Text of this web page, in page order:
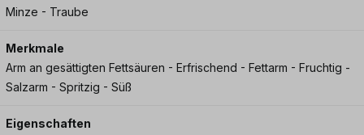
Minze - Traube
Merkmale
Arm an gesättigten Fettsäuren - Erfrischend - Fettarm - Fruchtig -
Salzarm - Spritzig - Süß
Eigenschaften